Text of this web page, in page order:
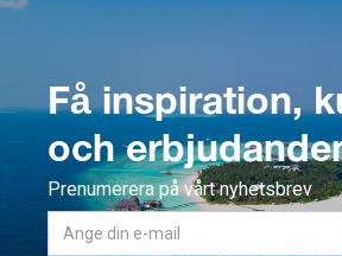
Få inspiration,
och
Prenumerera på vårt nyhetsbrev